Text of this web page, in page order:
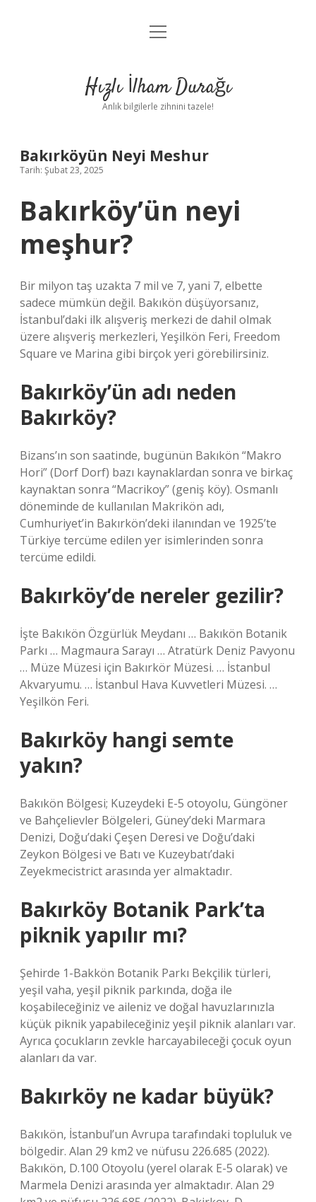
Anasayfa
Yasal Uyarı
menüyü
Hızlı İlham Durağı
Anlık bilgilerle zihnini tazele!
Bakırköyün Neyi Meshur
Tarih: Şubat 23, 2025
Bakırköy’ün neyi
meşhur?
Bir milyon taş uzakta 7 mil ve 7, yani 7, elbette
sadece mümkün değil. Bakıkön düşüyorsanız,
İstanbul’daki ilk alışveriş merkezi de dahil olmak
üzere alışveriş merkezleri, Yeşilkön Feri, Freedom
Square ve Marina gibi birçok yeri görebilirsiniz.
Bakırköy’ün adı neden
Bakırköy?
Bizans’ın son saatinde, bugünün Bakıkön “Makro
Hori” (Dorf Dorf) bazı kaynaklardan sonra ve birkaç
kaynaktan sonra “Macrikoy” (geniş köy). Osmanlı
döneminde de kullanılan Makrikön adı,
Cumhuriyet’in Bakırkön’deki ilanından ve 1925’te
Türkiye tercüme edilen yer isimlerinden sonra
tercüme edildi.
Bakırköy’de nereler gezilir?
İşte Bakıkön Özgürlük Meydanı … Bakıkön Botanik
Parkı … Magmaura Sarayı … Atratürk Deniz Pavyonu
… Müze Müzesi için Bakırkör Müzesi. … İstanbul
Akvaryumu. … İstanbul Hava Kuvvetleri Müzesi. …
Yeşilkön Feri.
Bakırköy hangi semte
yakın?
Bakıkön Bölgesi; Kuzeydeki E-5 otoyolu, Güngöner
ve Bahçelievler Bölgeleri, Güney’deki Marmara
Denizi, Doğu’daki Çeşen Deresi ve Doğu’daki
Zeykon Bölgesi ve Batı ve Kuzeybatı’daki
Zeyekmecistrict arasında yer almaktadır.
Bakırköy Botanik Park’ta
piknik yapılır mı?
Şehirde 1-Bakkön Botanik Parkı Bekçilik türleri,
yeşil vaha, yeşil piknik parkında, doğa ile
koşabileceğiniz ve aileniz ve doğal havuzlarınızla
küçük piknik yapabileceğiniz yeşil piknik alanları var.
Ayrıca çocukların zevkle harcayabileceği çocuk oyun
alanları da var.
Bakırköy ne kadar büyük?
Bakıkön, İstanbul’un Avrupa tarafındaki topluluk ve
bölgedir. Alan 29 km2 ve nüfusu 226.685 (2022).
Bakıkön, D.100 Otoyolu (yerel olarak E-5 olarak) ve
Marmela Denizi arasında yer almaktadır. Alan 29